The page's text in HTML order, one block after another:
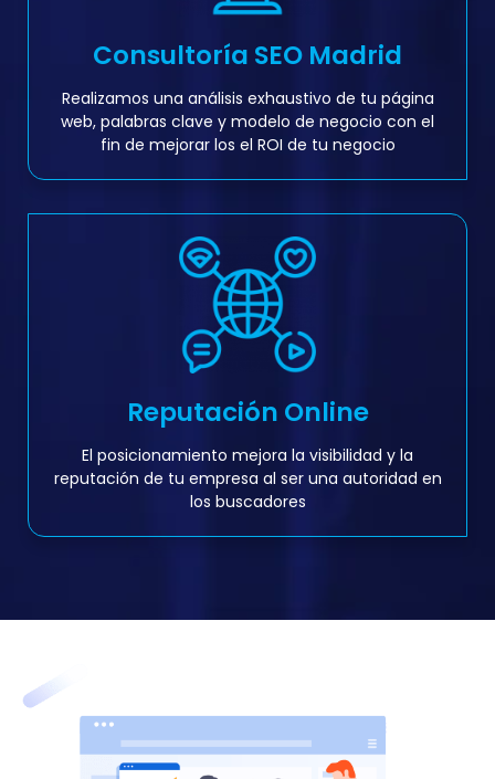
Consultoría SEO Madrid
Realizamos una análisis exhaustivo de tu página
web, palabras clave y modelo de negocio con el
fin de mejorar los el ROI de tu negocio
Reputación Online
El posicionamiento mejora la visibilidad y la
reputación de tu empresa al ser una autoridad en
los buscadores